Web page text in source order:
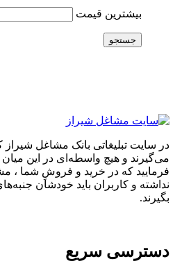
بیشترین قیمت
جستجو
در سایت تبلیغاتی بانک مشاغل شیراز
می‌گیرند و هیچ واسطه‌ای در این
فرمایید که در خرید و فروشِ شما ،
نداشته و کاربران باید خودشان
بگیرند.
دسترسی سریع